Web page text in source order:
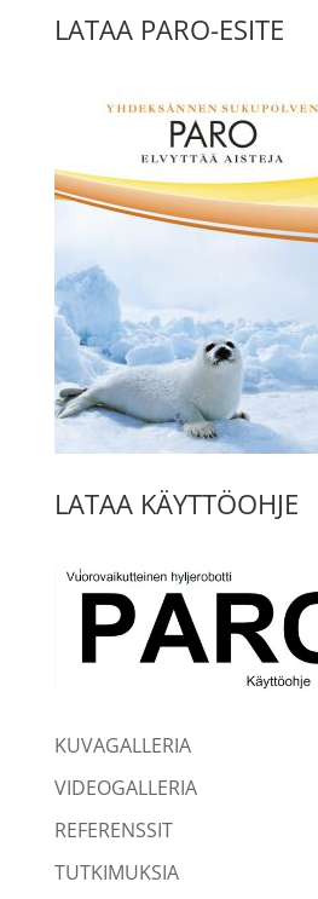
LATAA PARO-ESITE
LATAA KÄYTTÖOHJE
KUVAGALLERIA
VIDEOGALLERIA
REFERENSSIT
TUTKIMUKSIA